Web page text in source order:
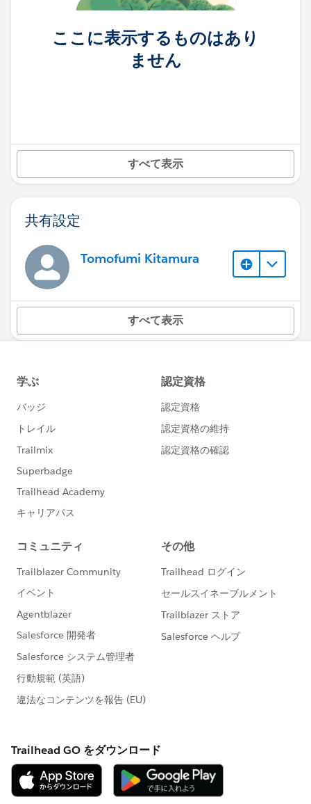
ここに表示するものはあり
ません
すべて表示
共有設定
Tomofumi Kitamura
すべて表示